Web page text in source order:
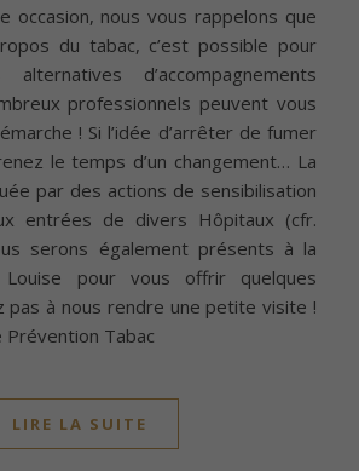
occasion, nous vous rappelons que
du tabac, c’est possible pour
d’accompagnements
professionnels peuvent vous
! Si l’idée d’arrêter de fumer
le temps d’un changement… La
par des actions de sensibilisation
entrées de divers Hôpitaux (cfr.
serons également présents à la
pour vous offrir quelques
pas à nous rendre une petite visite !
Prévention Tabac
LIRE LA SUITE